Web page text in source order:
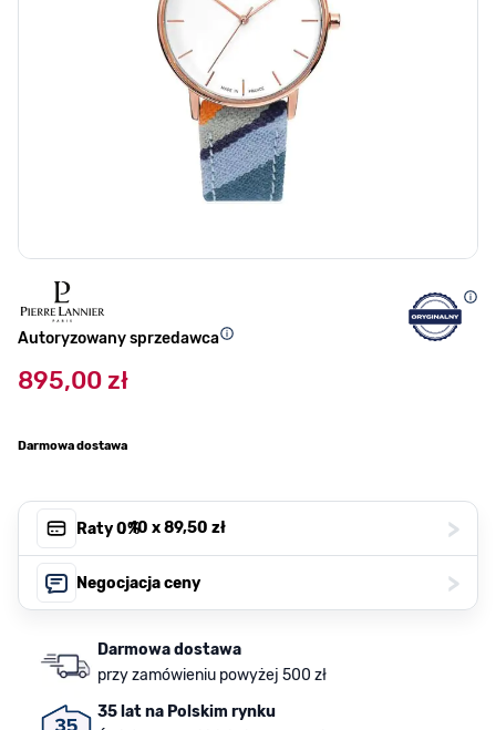
Autoryzowany sprzedawca
895,00 zł
Darmowa dostawa
Raty 0%, 10 x89,50 zł >
Negocjacja ceny >
Darmowa dostawa
przy zamówieniu powyżej 500 zł
35 lat na Polskim rynku